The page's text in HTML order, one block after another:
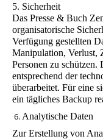
5. Sicherheit
Das Presse & Buch
organisatorische
Verfügung gestellten
Manipulation, Verlust,
Personen zu schützen.
entsprechend der
überarbeitet. Für eine
ein tägliches Backup
6. Analytische Daten
Zur Erstellung von